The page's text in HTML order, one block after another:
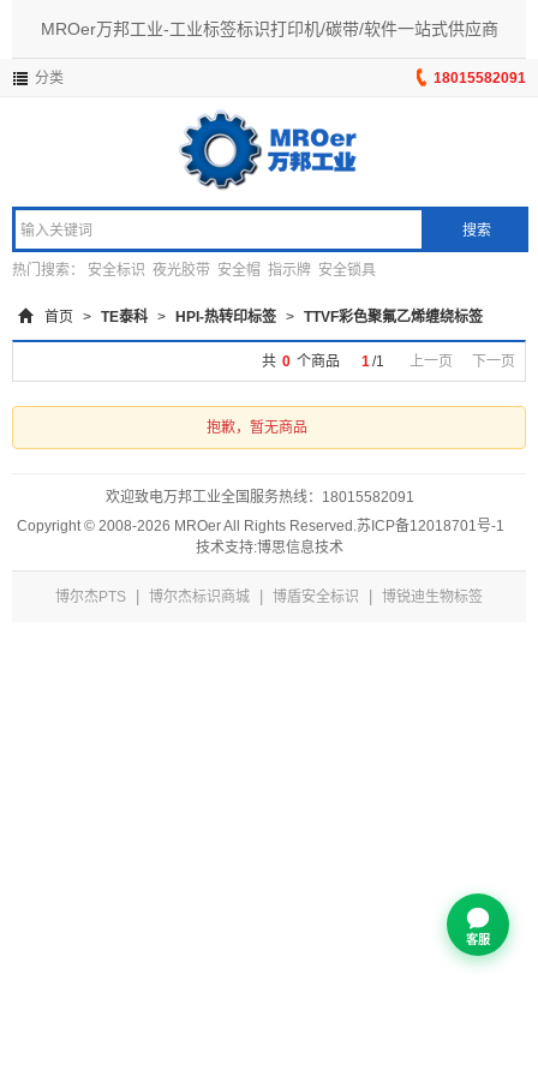
MROer万邦工业-工业标签标识打印机/碳带/软件一站式供应商
18015582091
分类
搜索
热门搜索： 安全标识 夜光胶带 安全帽 指示牌 安全锁具
首页 > TE泰科 > HPI-热转印标签 > TTVF彩色聚氟乙烯缠绕标签
共 0 个商品 1 /1 上一页 下一页
抱歉，暂无商品
欢迎致电万邦工业全国服务热线： 18015582091
Copyright © 2008-2026 MROer All Rights Reserved. 苏ICP备12018701号-1
技术支持:博思信息技术
博尔杰PTS | 博尔杰标识商城 | 博盾安全标识 | 博锐迪生物标签
客服